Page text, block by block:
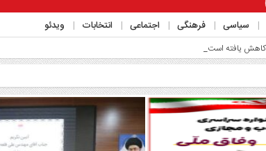
سیاسی فرهنگی اجتماعی انتخابات ویدئو
کاهش یافته است_